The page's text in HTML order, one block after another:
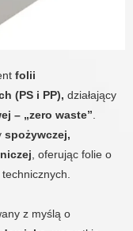
folii
(PS i PP), działający
– „zero waste”.
spożywczej,
, oferując folie o
z myślą o